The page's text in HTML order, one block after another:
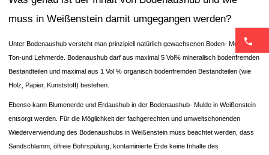
muss in Weißenstein damit umgegangen werden?
Unter Bodenaushub versteht man prinzipiell natürlich gewachsenen Boden- Mutter-,
Ton-und Lehmerde. Bodenaushub darf aus maximal 5 Vol% mineralisch bodenfremden
Bestandteilen und maximal aus 1 Vol % organisch bodenfremden Bestandteilen (wie
Holz, Papier, Kunststoff) bestehen.
Ebenso kann Blumenerde und Erdaushub in der Bodenaushub- Mulde in Weißenstein
entsorgt werden. Für die Möglichkeit der fachgerechten und umweltschonenden
Wiederverwendung des Bodenaushubs in Weißenstein muss beachtet werden, dass
Sandschlamm, ölfreie Bohrspülung, kontaminierte Erde keine Inhalte des